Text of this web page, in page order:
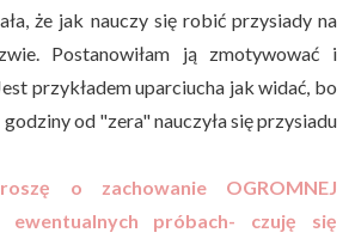
że jak nauczy się robić przysiady na
Postanowiłam ją zmotywować i
przykładem uparciucha jak widać, bo
od "zera" nauczyła się przysiadu
o zachowanie OGROMNEJ
ewentualnych próbach- czuję się